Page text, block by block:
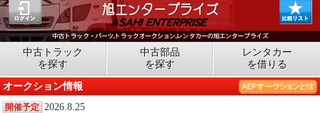
中古トラック
を探す
中古部品
を探す
レンタカー
を借りる
オークション情報
開催予定
2026.8.25